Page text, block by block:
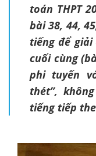
toán THPT
bài 38, 44,
tiếng để
cuối cùng
phi tuyến
thét”,
tiếng tiếp